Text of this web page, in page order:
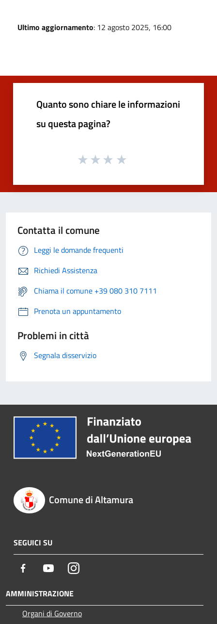
Ultimo aggiornamento: 12 agosto 2025, 16:00
Quanto sono chiare le informazioni
su questa pagina?
Contatta il comune
Leggi le domande frequenti
Richiedi Assistenza
Chiama il comune +39 080 310 7111
Prenota un appuntamento
Problemi in città
Segnala disservizio
Comune di Altamura
SEGUICI SU
Facebook YoutubeInstagram
AMMINISTRAZIONE
Organi di Governo